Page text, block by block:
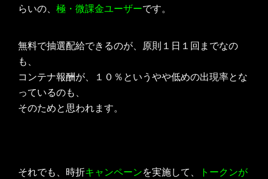
らいの、 極・微課金ユーザーです。
無料で抽選配給できるのが、原則１日１回までなの
も、
コンテナ報酬が、１０％というやや低めの出現率とな
っているのも、
そのためと思われます。
それでも、時折キャンペーンを実施して、
トークンが